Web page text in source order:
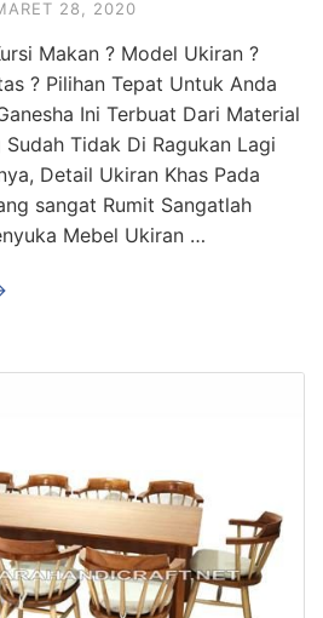
28, 2020
Makan ? Model Ukiran ?
? Pilihan Tepat Untuk Anda
Ini Terbuat Dari Material
Tidak Di Ragukan Lagi
Detail Ukiran Khas Pada
sangat Rumit Sangatlah
Mebel Ukiran …